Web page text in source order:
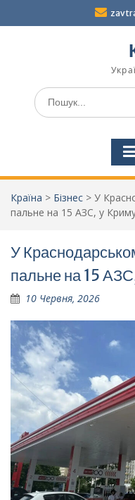
Шукати:
Країна > Бізнес > У
пальне на 15 АЗС, у Криму
У
пальне на 15
10 Червня, 2026